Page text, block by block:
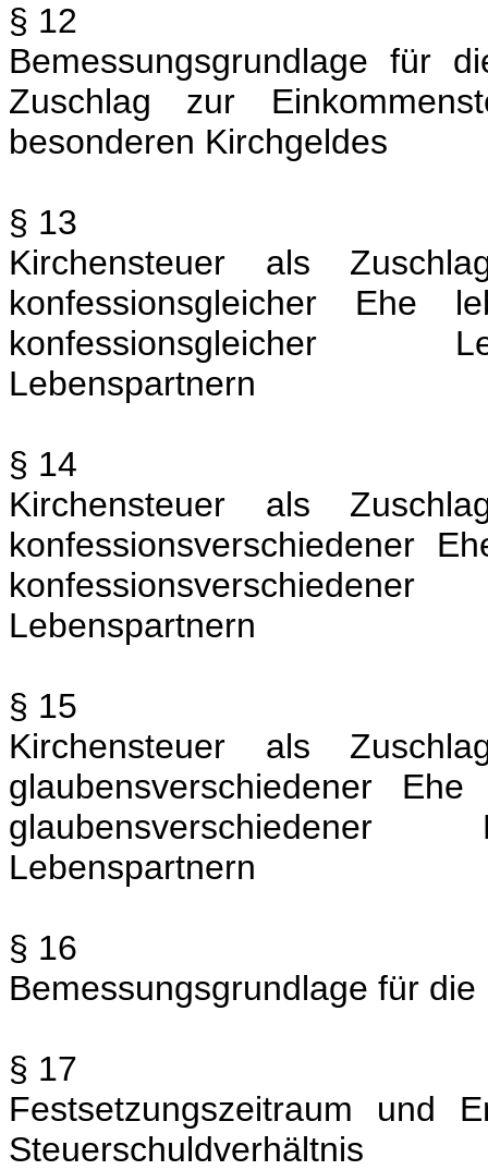
§ 12
Bemessungsgrundlage für
Zuschlag zur
besonderen Kirchgeldes
§ 13
Kirchensteuer als
konfessionsgleicher Ehe
konfessionsgleicher
Lebenspartnern
§ 14
Kirchensteuer als
konfessionsverschiedener
Lebenspartnern
§ 15
Kirchensteuer als
glaubensverschiedener
glaubensverschiedener
Lebenspartnern
§ 16
Bemessungsgrundlage für
§ 17
Festsetzungszeitraum und
Steuerschuldverhältnis